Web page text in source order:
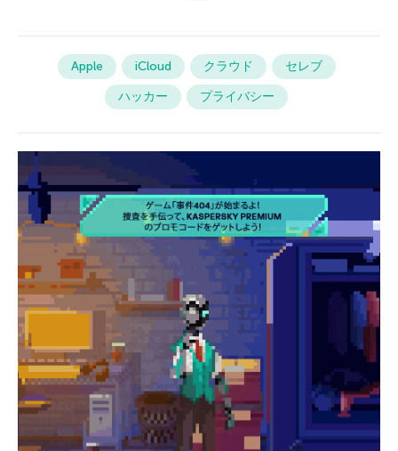
Apple iCloud クラウド
セレブ
ハッカー
プライバシー